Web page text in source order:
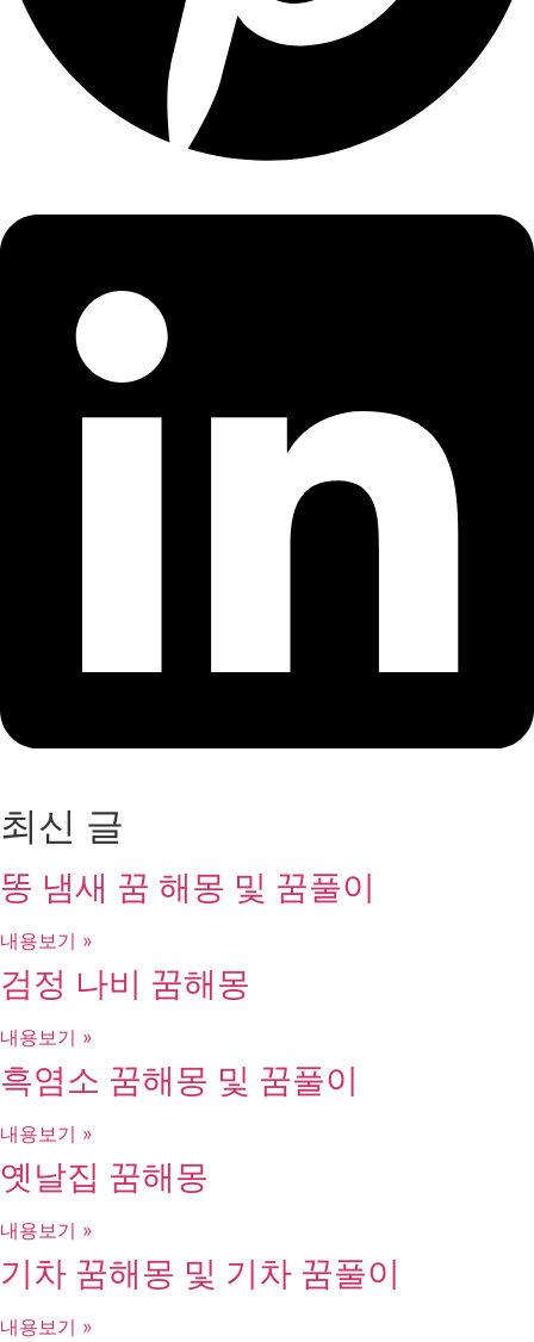
최신 글
똥 냄새 꿈 해몽 및 꿈풀이
내용보기 »
검정 나비 꿈해몽
내용보기 »
흑염소 꿈해몽 및 꿈풀이
내용보기 »
옛날집 꿈해몽
내용보기 »
기차 꿈해몽 및 기차 꿈풀이
내용보기 »